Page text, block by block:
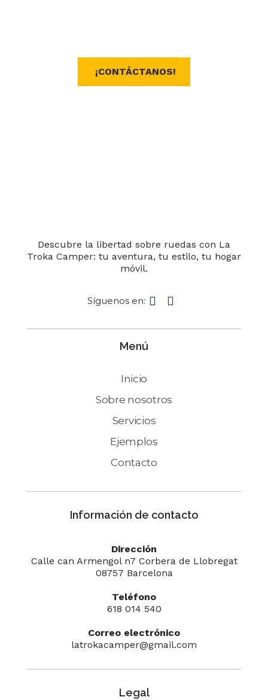
¡CONTÁCTANOS!
Descubre la libertad sobre ruedas con La
Troka Camper: tu aventura, tu estilo, tu hogar
móvil.
Síguenos en:
Menú
Inicio
Sobre nosotros
Servicios
Ejemplos
Contacto
Información de contacto
Dirección
Calle can Armengol n7 Corbera de Llobregat
08757 Barcelona
Teléfono
618 014 540
Correo electrónico
latrokacamper@gmail.com
Legal